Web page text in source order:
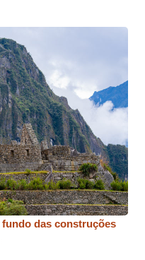
das construções